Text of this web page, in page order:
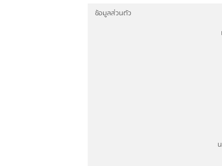
ข้อมูลส่วนตัว